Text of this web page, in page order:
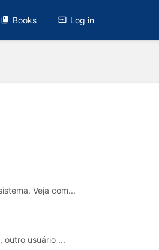
Books Log in
Veja com...
outro usuário ...